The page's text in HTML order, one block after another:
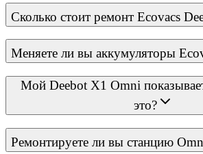
Сколько стоит ремонт Ecovacs
Меняете ли вы аккумуляторы
Мой Deebot X1 Omni
это?
Ремонтируете ли вы станцию